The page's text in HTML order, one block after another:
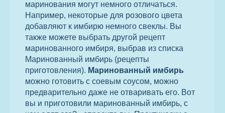
маринования могут немного отличаться.
Например, некоторые для розового цвета
добавляют к имбирю немного свеклы. Вы
также можете выбрать другой рецепт
маринованного имбиря, выбрав из списка
Маринованный имбирь (рецепты
приготовления). Маринованный имбирь
можно готовить с соевым соусом, можно
предварительно даже не отваривать его. Вот
вы и приготовили маринованный имбирь, с